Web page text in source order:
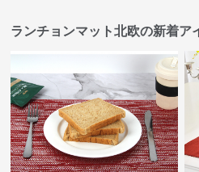
ランチョンマット北欧の新着ア